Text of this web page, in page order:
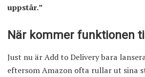
uppstår.”
När kommer funktionen
Just nu är Add to Delivery bara
eftersom Amazon ofta rullar ut sina